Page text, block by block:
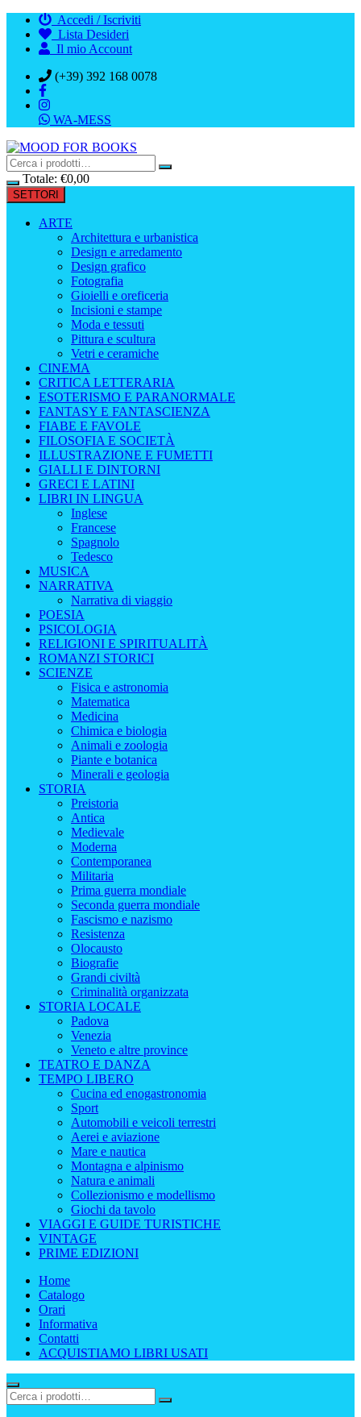
contenuto
Accedi / Iscriviti
Lista Desideri
Il mio Account
(+39) 392 168 0078
WA-MESS
Totale: €0,00
SETTORI
ARTE
Architettura e urbanistica
Design e arredamento
Design grafico
Fotografia
Gioielli e oreficeria
Incisioni e stampe
Moda e tessuti
Pittura e scultura
Vetri e ceramiche
CINEMA
CRITICA LETTERARIA
ESOTERISMO E PARANORMALE
FANTASY E FANTASCIENZA
FIABE E FAVOLE
FILOSOFIA E SOCIETÀ
ILLUSTRAZIONE E FUMETTI
GIALLI E DINTORNI
GRECI E LATINI
LIBRI IN LINGUA
Inglese
Francese
Spagnolo
Tedesco
MUSICA
NARRATIVA
Narrativa di viaggio
POESIA
PSICOLOGIA
RELIGIONI E SPIRITUALITÀ
ROMANZI STORICI
SCIENZE
Fisica e astronomia
Matematica
Medicina
Chimica e biologia
Animali e zoologia
Piante e botanica
Minerali e geologia
STORIA
Preistoria
Antica
Medievale
Moderna
Contemporanea
Militaria
Prima guerra mondiale
Seconda guerra mondiale
Fascismo e nazismo
Resistenza
Olocausto
Biografie
Grandi civiltà
Criminalità organizzata
STORIA LOCALE
Padova
Venezia
Veneto e altre province
TEATRO E DANZA
TEMPO LIBERO
Cucina ed enogastronomia
Sport
Automobili e veicoli terrestri
Aerei e aviazione
Mare e nautica
Montagna e alpinismo
Natura e animali
Collezionismo e modellismo
Giochi da tavolo
VIAGGI E GUIDE TURISTICHE
VINTAGE
PRIME EDIZIONI
Home
Catalogo
Orari
Informativa
Contatti
ACQUISTIAMO LIBRI USATI